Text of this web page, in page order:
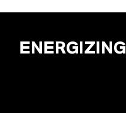
ENERGIZING